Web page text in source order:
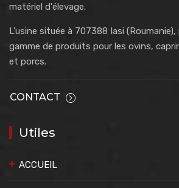
matériel d'élevage.
L'usine située à 707388 Iasi
gamme de produits pour les ovins,
et porcs.
CONTACT
Utiles
ACCUEIL